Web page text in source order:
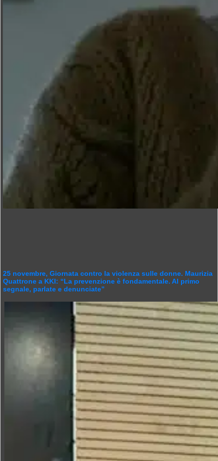
25 novembre, Giornata contro la violenza sulle donne. Maurizia
Quattrone a KKI: “La prevenzione è fondamentale. Al primo
segnale, parlate e denunciate”